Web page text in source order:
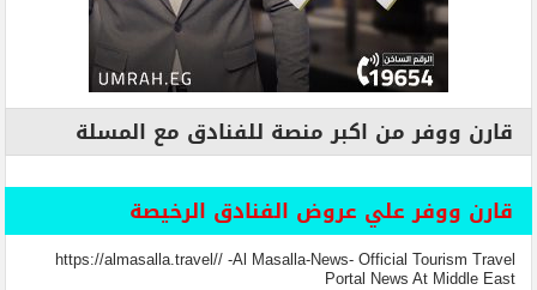
قارن ووفر من اكبر منصة للفنادق مع المسلة
قارن ووفر علي عروض الفنادق الرخيصة
https://almasalla.travel// -Al Masalla-News- Official Tourism Travel
Portal News At Middle East